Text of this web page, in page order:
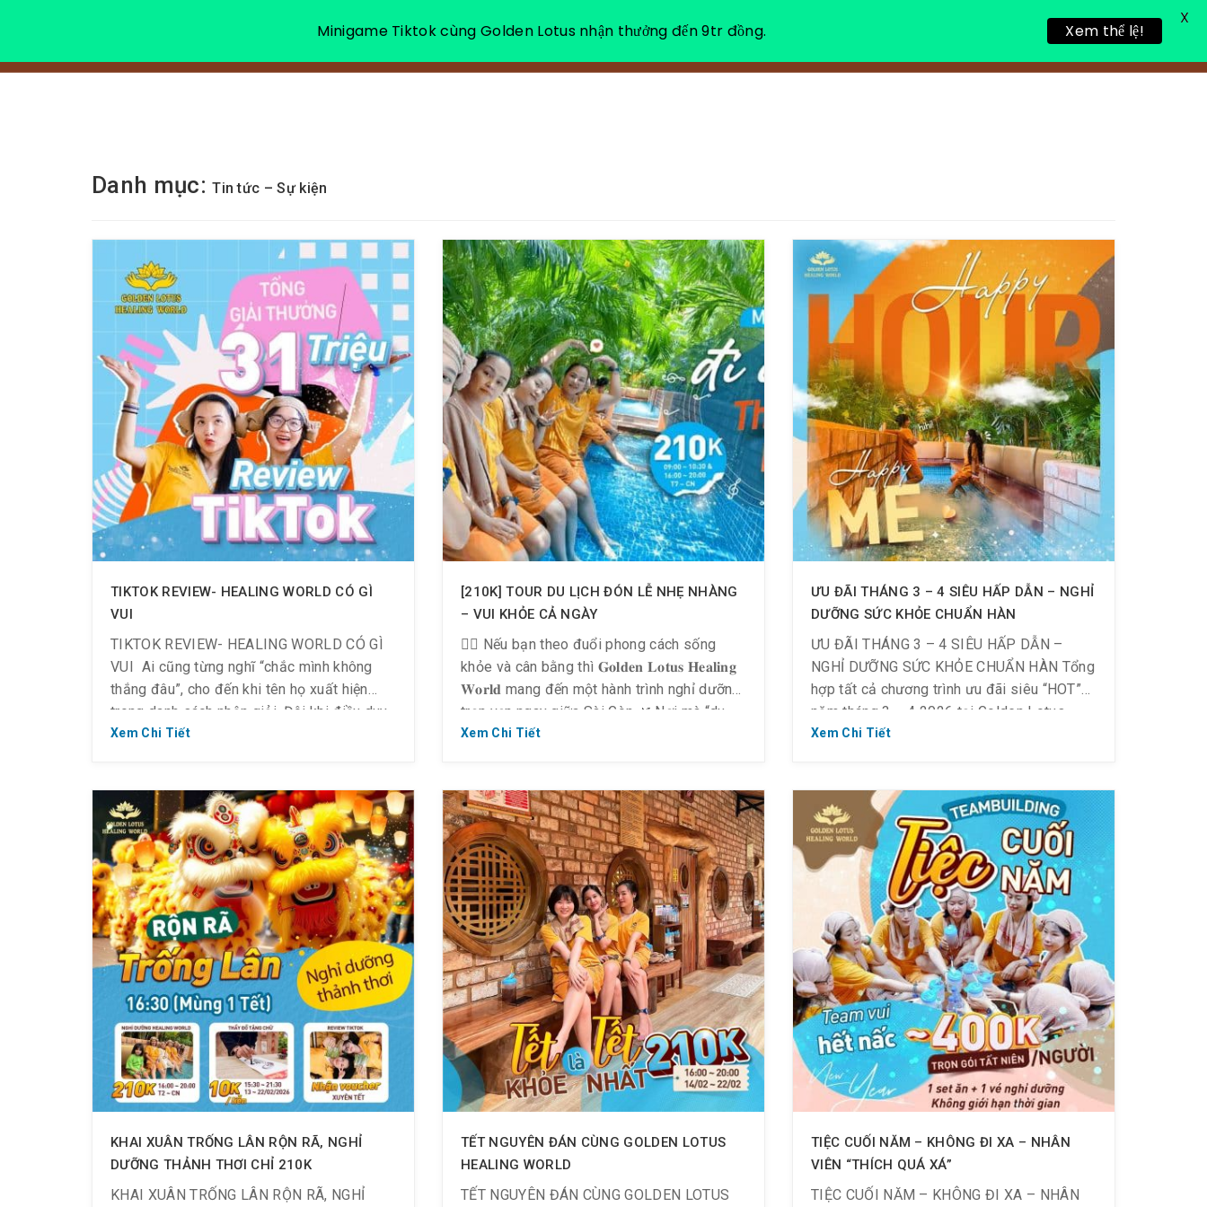
VỀ CHÚNG TÔI NGHỈ DƯỠNG THƯ GIÃN
Danh mục:Tin tức – Sự kiện
TIKTOK REVIEW- HEALING WORLD CÓ GÌ
VUI
TIKTOK REVIEW- HEALING WORLD CÓ GÌ
VUI ️ Ai cũng từng nghĩ “chắc mình không
thắng đâu”, cho đến khi tên họ xuất hiện
trong danh sách nhận giải. Đôi khi điều duy
nhất ngăn cách giữa bạn và giải thưởng chỉ
Xem Chi Tiết
[210K] TOUR DU LỊCH ĐÓN LỄ NHẸ NHÀNG
– VUI KHỎE CẢ NGÀY
🧘‍♀️ Nếu bạn theo đuổi phong cách sống
khỏe và cân bằng thì 𝐆𝐨𝐥𝐝𝐞𝐧 𝐋𝐨𝐭𝐮𝐬 𝐇𝐞𝐚𝐥𝐢𝐧𝐠
𝐖𝐨𝐫𝐥𝐝 mang đến một hành trình nghỉ dưỡng
trọn vẹn ngay giữa Sài Gòn.🌿 Nơi mà “du
lịch nghỉ dưỡng” – thư giãn – giải trí hòa
Xem Chi Tiết
ƯU ĐÃI THÁNG 3 – 4 SIÊU HẤP DẪN – NGHỈ
DƯỠNG SỨC KHỎE CHUẨN HÀN
ƯU ĐÃI THÁNG 3 – 4 SIÊU HẤP DẪN –
NGHỈ DƯỠNG SỨC KHỎE CHUẨN HÀN Tổng
hợp tất cả chương trình ưu đãi siêu “HOT”
năm tháng 3 – 4 2026 tại Golden Lotus
Healing Wolrd dành cho tất cả mọi người.⚠️
Xem Chi Tiết
KHAI XUÂN TRỐNG LÂN RỘN RÃ, NGHỈ
DƯỠNG THẢNH THƠI CHỈ 210K
KHAI XUÂN TRỐNG LÂN RỘN RÃ, NGHỈ
TẾT NGUYÊN ĐÁN CÙNG GOLDEN LOTUS
HEALING WORLD
TẾT NGUYÊN ĐÁN CÙNG GOLDEN LOTUS
TIỆC CUỐI NĂM – KHÔNG ĐI XA – NHÂN
VIÊN “THÍCH QUÁ XÁ”
TIỆC CUỐI NĂM – KHÔNG ĐI XA – NHÂN
Minigame Tiktok cùng Golden Lotus nhận thưởng đến 9tr đồng. Xem thể lệ!
X